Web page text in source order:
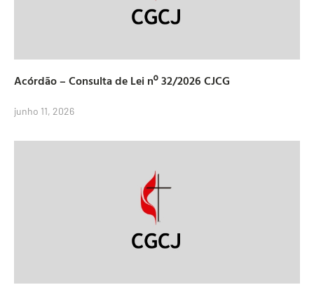
Acórdão – Consulta de Lei nº 32/2026 CJCG
junho 11, 2026